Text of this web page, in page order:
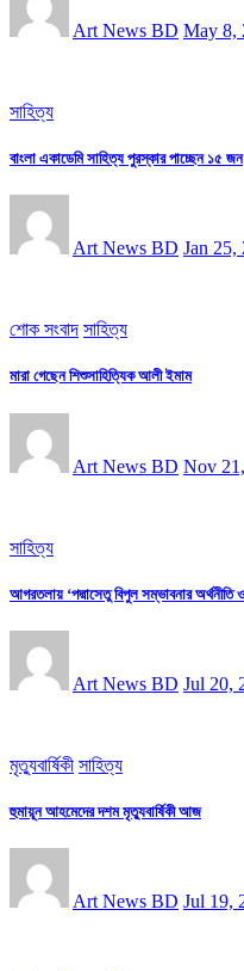
Art News BD May 8,
সাহিত্য
বাংলা একাডেমি সাহিত্য পুরস্কার পাচ্ছেন ১৫ জন
Art News BD Jan 25,
শোক সংবাদ সাহিত্য
মারা গেছেন শিশুসাহিত্যিক আলী ইমাম
Art News BD Nov
সাহিত্য
আগরতলায় ‘পদ্মাসেতু বিপুল সম্ভাবনার
Art News BD Jul 20,
মৃত্যুবার্ষিকী সাহিত্য
হুমায়ূন আহমেদের দশম মৃত্যুবার্ষিকী আজ
Art News BD Jul 19,